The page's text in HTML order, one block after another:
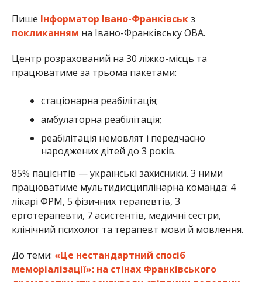
Пише Інформатор Івано-Франківськз
покликанням на Івано-Франківську ОВА.
Центр розрахований на 30 ліжко-місць та
працюватиме за трьома пакетами:
стаціонарна реабілітація;
амбулаторна реабілітація;
реабілітація немовлят і передчасно
народжених дітей до 3 років.
85% пацієнтів — українські захисники. З ними
працюватиме мультидисциплінарна команда: 4
лікарі ФРМ, 5 фізичних терапевтів, 3
ерготерапевти, 7 асистентів, медичні сестри,
клінічний психолог та терапевт мови й мовлення.
До теми: «Це нестандартний спосіб
меморіалізації»: на стінах Франківського